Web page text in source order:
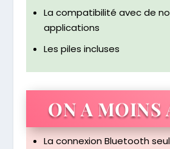
La compatibilité avec de
applications
Les piles incluses
ON A MOINS
La connexion Bluetooth